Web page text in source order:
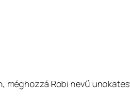
Robi nevű